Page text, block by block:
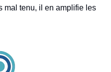
mal tenu, il en amplifie les